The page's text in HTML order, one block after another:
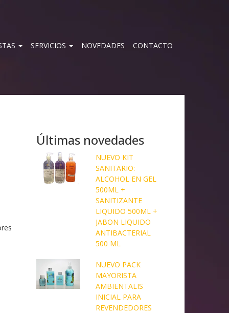
SERVICIOS NOVEDADES CONTACTO
Últimas novedades
NUEVO KIT
SANITARIO:
ALCOHOL EN GEL
500ML +
SANITIZANTE
LIQUIDO 500ML +
JABON LIQUIDO
ANTIBACTERIAL
500 ML
NUEVO PACK
MAYORISTA
AMBIENTALIS
INICIAL PARA
REVENDEDORES